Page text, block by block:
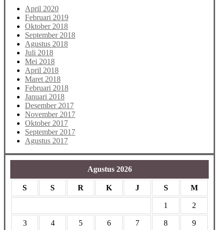
April 2020
Februari 2019
Oktober 2018
September 2018
Agustus 2018
Juli 2018
Mei 2018
April 2018
Maret 2018
Februari 2018
Januari 2018
Desember 2017
November 2017
Oktober 2017
September 2017
Agustus 2017
Agustus 2026
S S R K J S M
1 2
3 4 5 6 7 8 9